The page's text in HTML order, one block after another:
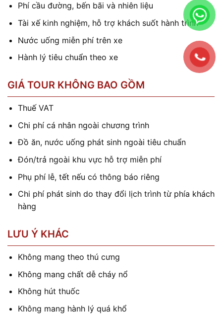
Phí cầu đường, bến bãi và nhiên liệu
Tài xế kinh nghiệm, hỗ trợ khách suốt hành trình
Nước uống miễn phí trên xe
Hành lý tiêu chuẩn theo xe
GIÁ TOUR KHÔNG BAO GỒM
Thuế VAT
Chi phí cá nhân ngoài chương trình
Đồ ăn, nước uống phát sinh ngoài tiêu chuẩn
Đón/trả ngoài khu vực hỗ trợ miễn phí
Phụ phí lễ, tết nếu có thông báo riêng
Chi phí phát sinh do thay đổi lịch trình từ phía khách
hàng
LƯU Ý KHÁC
Không mang theo thú cưng
Không mang chất dễ cháy nổ
Không hút thuốc
Không mang hành lý quá khổ